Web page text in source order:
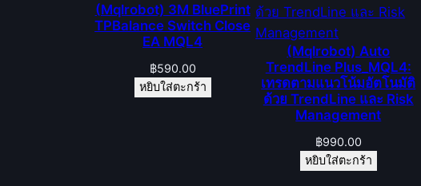
(Mqlrobot) 3M BluePrint
TPBalance Switch Close
EA MQL4
฿590.00
หยิบใส่ตะกร้า
(Mqlrobot) Auto
TrendLine Plus_MQL4:
เทรดตามแนวโน้มอัตโนมัติ
ด้วย TrendLine และ Risk
Management
฿990.00
หยิบใส่ตะกร้า